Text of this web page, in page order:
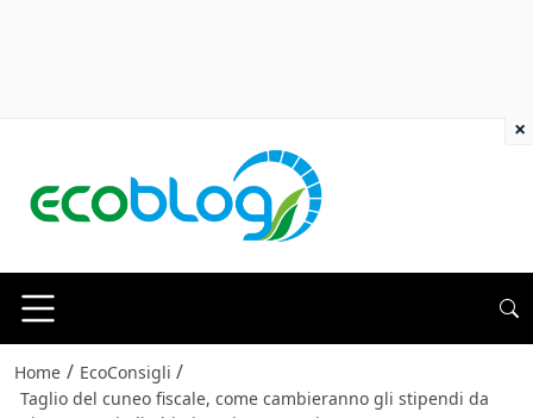
Home / EcoConsigli /
Taglio del cuneo fiscale, come cambieranno gli stipendi da
×